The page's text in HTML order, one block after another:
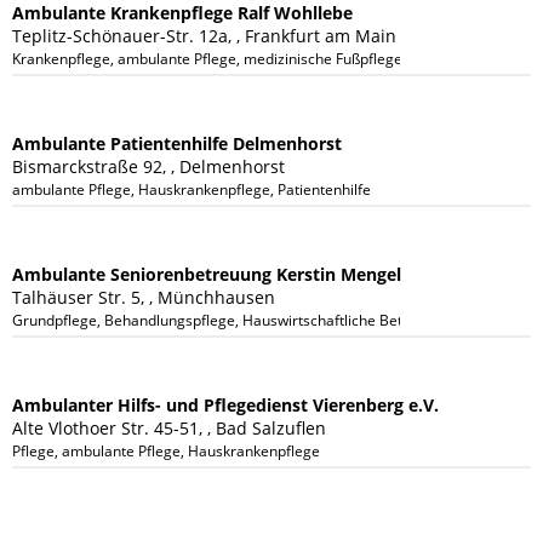
Ambulante Krankenpflege Ralf Wohllebe
Teplitz-Schönauer-Str. 12a, , Frankfurt am Main
Krankenpflege, ambulante Pflege, medizinische Fußpflege, Podologie
Ambulante Patientenhilfe Delmenhorst
Bismarckstraße 92, , Delmenhorst
ambulante Pflege, Hauskrankenpflege, Patientenhilfe
Ambulante Seniorenbetreuung Kerstin Mengel
Talhäuser Str. 5, , Münchhausen
Grundpflege, Behandlungspflege, Hauswirtschaftliche Betreuung,
Ambulanter Hilfs- und Pflegedienst Vierenberg e.V.
Alte Vlothoer Str. 45-51, , Bad Salzuflen
Pflege, ambulante Pflege, Hauskrankenpflege